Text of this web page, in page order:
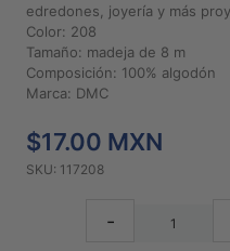
Compra
Diseños
edredones, joyería y más
Color: 208
Tamaño: madeja de 8 m
Composición: 100% algodón
Marca: DMC
$17.00 MXN
SKU: 117208
-